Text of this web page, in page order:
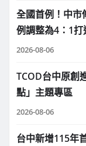
全國首例！中
例調整為4：1
2026-08-06
TCOD台中原創
點」主題專區
2026-08-06
台中新增115年